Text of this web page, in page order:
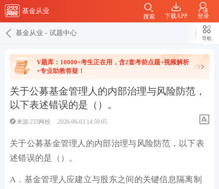
基金从业
下载APP 登录
搜索
基金从业 - 试题中心
导航
V题库：10000+考生正在用，含2套考前点题+视频解析
+专业助教答疑！
关于公募基金管理人的内部治理与风险防范，
以下表述错误的是（）。
来源:233网校 2026-06-03 14:59:05
关于公募基金管理人的内部治理与风险防范，以下表
述错误的是（）。
A．基金管理人应建立与股东之间的关键信息隔离制